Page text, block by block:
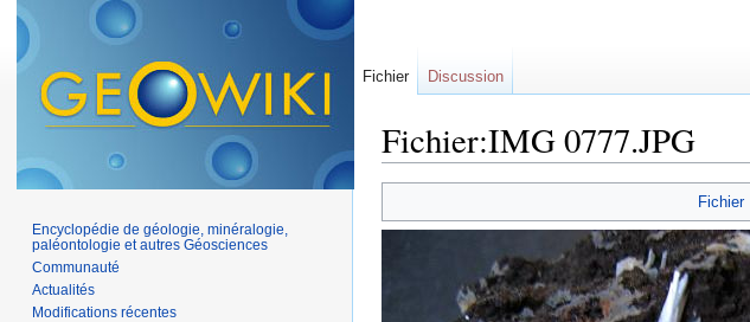
Fichier:IMG 0777.JPG
Fichier
Fichier Discussion
Encyclopédie de géologie, minéralogie,
paléontologie et autres Géosciences
Communauté
Actualités
Modifications récentes